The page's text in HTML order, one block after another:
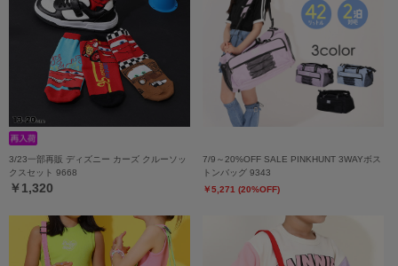
3/23一部再販 ディズニー カーズ クルーソッ
クスセット 9668
￥1,320
7/9～20%OFF SALE PINKHUNT 3WAYボス
トンバッグ 9343
￥5,271 (20%OFF)